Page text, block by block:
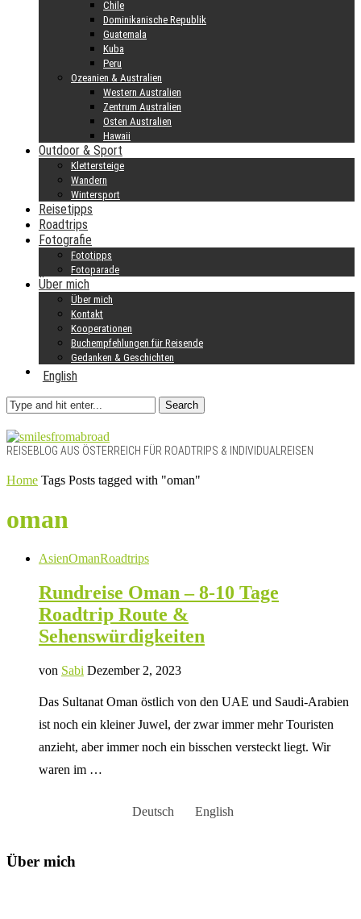
Chile
Dominikanische Republik
Guatemala
Kuba
Peru
Ozeanien & Australien
Western Australien
Zentrum Australien
Osten Australien
Hawaii
Outdoor & Sport
Klettersteige
Wandern
Wintersport
Reisetipps
Roadtrips
Fotografie
Fototipps
Fotoparade
Über mich
Über mich
Kontakt
Kooperationen
Buchempfehlungen für Reisende
Gedanken & Geschichten
English
Search
REISEBLOG AUS ÖSTERREICH FÜR ROADTRIPS & INDIVIDUALREISEN
Home Tags Posts tagged with "oman"
oman
AsienOmanRoadtrips
Rundreise Oman – 8-10 Tage
Roadtrip Route &
Sehenswürdigkeiten
von Sabi Dezember 2, 2023
Das Sultanat Oman östlich von den UAE und Saudi-Arabien
ist noch ein kleiner Juwel, der zwar immer mehr Touristen
anzieht, aber immer noch ein bisschen versteckt liegt. Wir
waren im …
Deutsch English
Über mich